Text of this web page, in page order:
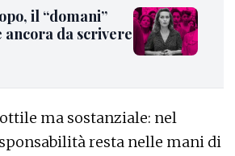
il “domani”
ancora da scrivere
ma sostanziale: nel
resta nelle mani di